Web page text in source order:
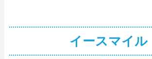
イースマイル